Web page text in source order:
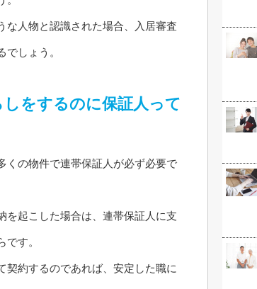
な人物と認識された場合、入居審査
しょう。
をするのに保証人って
くの物件で連帯保証人が必ず必要で
を起こした場合は、連帯保証人に支
す。
契約するのであれば、安定した職に